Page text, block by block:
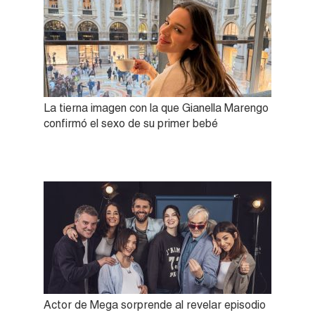
La tierna imagen con la que Gianella Marengo
confirmó el sexo de su primer bebé
Actor de Mega sorprende al revelar episodio